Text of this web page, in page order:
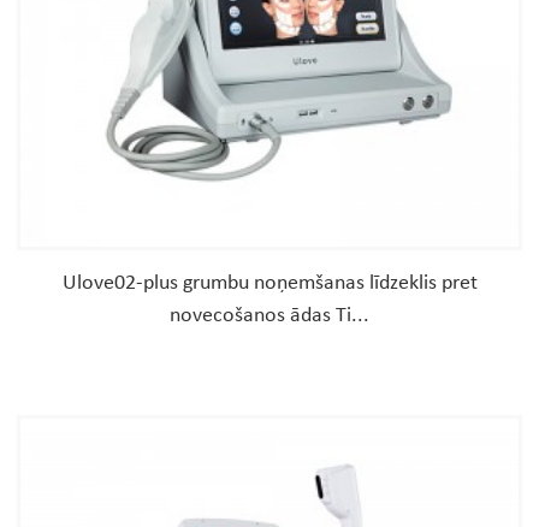
Ulove02-plus grumbu noņemšanas līdzeklis pret
novecošanos ādas Ti...